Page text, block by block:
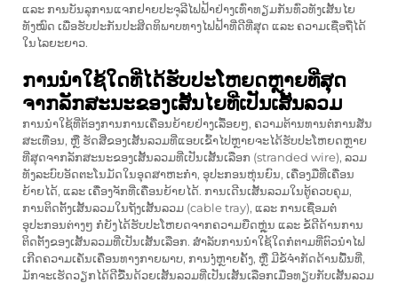
ແລະ ການບັນລຸການແຈກຢາຍປະຈຸລີໄຟຟ້າຢ່າງເທົ່າທຽມກັນທົ່ວທັງເສັ້ນໄຍ
ທັງໝົດ ເພື່ອຮັບປະກັນປະສິດທິພາບທາງໄຟຟ້າທີ່ດີທີ່ສຸດ ແລະ ຄວາມເຊື່ອຖືໄດ້
ໃນໄລຍະຍາວ.
ການນຳໃຊ້ໃດທີ່ໄດ້ຮັບປະໂຫຍດຫຼາຍທີ່ສຸດ
ຈາກລັກສະນະຂອງເສັ້ນໄຍທີ່ເປັນເສັ້ນລວມ
ການນຳໃຊ້ທີ່ຕ້ອງການການເຄື່ອນຍ້າຍຢ່າງເລື້ອຍໆ, ຄວາມຕ້ານທານຕໍ່ການສັ່ນ
ສະເທືອນ, ຫຼື ຮັດສີ່ຂອງເສັ້ນລວມທີ່ແອບເຂົ້າໄປຫຼາຍຈະໄດ້ຮັບປະໂຫຍດຫຼາຍ
ທີ່ສຸດຈາກລັກສະນະຂອງເສັ້ນລວມທີ່ເປັນເສັ້ນເລືອກ (stranded wire), ລວມ
ທັງລະບົບອັດຕະໂນມັດໃນອຸດສາຫະກຳ, ອຸປະກອນຫຸ່ນຍົນ, ເຄື່ອງມືທີ່ເຄື່ອນ
ຍ້າຍໄດ້, ແລະ ເຄື່ອງຈັກທີ່ເຄື່ອນຍ້າຍໄດ້. ການເດີນເສັ້ນລວມໃນຕູ້ຄວບຄຸມ,
ການຕິດຕັ້ງເສັ້ນລວມໃນຖັງເສັ້ນລວມ (cable tray), ແລະ ການເຊື່ອມຕໍ່
ອຸປະກອນຕ່າງໆ ກໍຍັງໄດ້ຮັບປະໂຫຍດຈາກຄວາມຍືດຫຼຸ່ນ ແລະ ຂໍ້ດີດ້ານການ
ຕິດຕັ້ງຂອງເສັ້ນລວມທີ່ເປັນເສັ້ນເລືອກ. ສຳລັບການນຳໃຊ້ໃດກໍຕາມທີ່ຕົວນຳໄຟ
ເກີດຄວາມເຄັ່ນເຄື່ອນທາງກາຍພາບ, ການງໍ່ຫຼາຍຄັ້ງ, ຫຼື ມີຂໍ້ຈຳກັດດ້ານພື້ນທີ່,
ມັກຈະເຮັດວຽກໄດ້ດີຂື້ນດ້ວຍເສັ້ນລວມທີ່ເປັນເສັ້ນເລືອກເມື່ອທຽບກັບເສັ້ນລວມ